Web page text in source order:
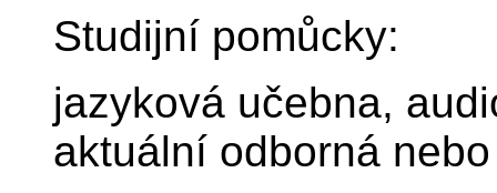
Studijní pomůcky:
jazyková učebna,
aktuální odborná